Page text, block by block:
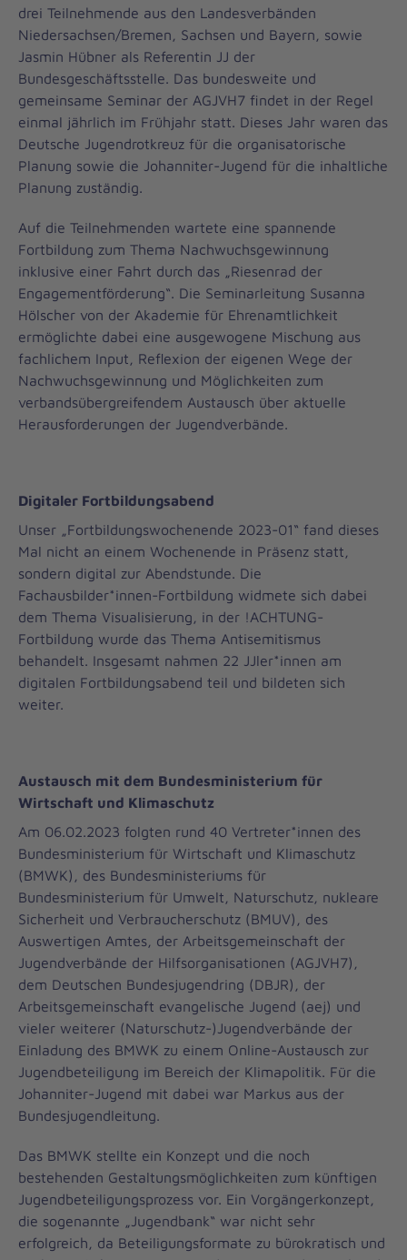
drei Teilnehmende aus den Landesverbänden
Niedersachsen/Bremen, Sachsen und Bayern, sowie
Jasmin Hübner als Referentin JJ der
Bundesgeschäftsstelle. Das bundesweite und
gemeinsame Seminar der AGJVH7 findet in der Regel
einmal jährlich im Frühjahr statt. Dieses Jahr waren das
Deutsche Jugendrotkreuz für die organisatorische
Planung sowie die Johanniter-Jugend für die inhaltliche
Planung zuständig.
Auf die Teilnehmenden wartete eine spannende
Fortbildung zum Thema Nachwuchsgewinnung
inklusive einer Fahrt durch das „Riesenrad der
Engagementförderung“. Die Seminarleitung Susanna
Hölscher von der Akademie für Ehrenamtlichkeit
ermöglichte dabei eine ausgewogene Mischung aus
fachlichem Input, Reflexion der eigenen Wege der
Nachwuchsgewinnung und Möglichkeiten zum
verbandsübergreifendem Austausch über aktuelle
Herausforderungen der Jugendverbände.
Digitaler Fortbildungsabend
Unser „Fortbildungswochenende 2023-01“ fand dieses
Mal nicht an einem Wochenende in Präsenz statt,
sondern digital zur Abendstunde. Die
Fachausbilder*innen-Fortbildung widmete sich dabei
dem Thema Visualisierung, in der !ACHTUNG-
Fortbildung wurde das Thema Antisemitismus
behandelt. Insgesamt nahmen 22 JJler*innen am
digitalen Fortbildungsabend teil und bildeten sich
weiter.
Austausch mit dem Bundesministerium für
Wirtschaft und Klimaschutz
Am 06.02.2023 folgten rund 40 Vertreter*innen des
Bundesministerium für Wirtschaft und Klimaschutz
(BMWK), des Bundesministeriums für
Bundesministerium für Umwelt, Naturschutz, nukleare
Sicherheit und Verbraucherschutz (BMUV), des
Auswertigen Amtes, der Arbeitsgemeinschaft der
Jugendverbände der Hilfsorganisationen (AGJVH7),
dem Deutschen Bundesjugendring (DBJR), der
Arbeitsgemeinschaft evangelische Jugend (aej) und
vieler weiterer (Naturschutz-)Jugendverbände der
Einladung des BMWK zu einem Online-Austausch zur
Jugendbeteiligung im Bereich der Klimapolitik. Für die
Johanniter-Jugend mit dabei war Markus aus der
Bundesjugendleitung.
Das BMWK stellte ein Konzept und die noch
bestehenden Gestaltungsmöglichkeiten zum künftigen
Jugendbeteiligungsprozess vor. Ein Vorgängerkonzept,
die sogenannte „Jugendbank“ war nicht sehr
erfolgreich, da Beteiligungsformate zu bürokratisch und